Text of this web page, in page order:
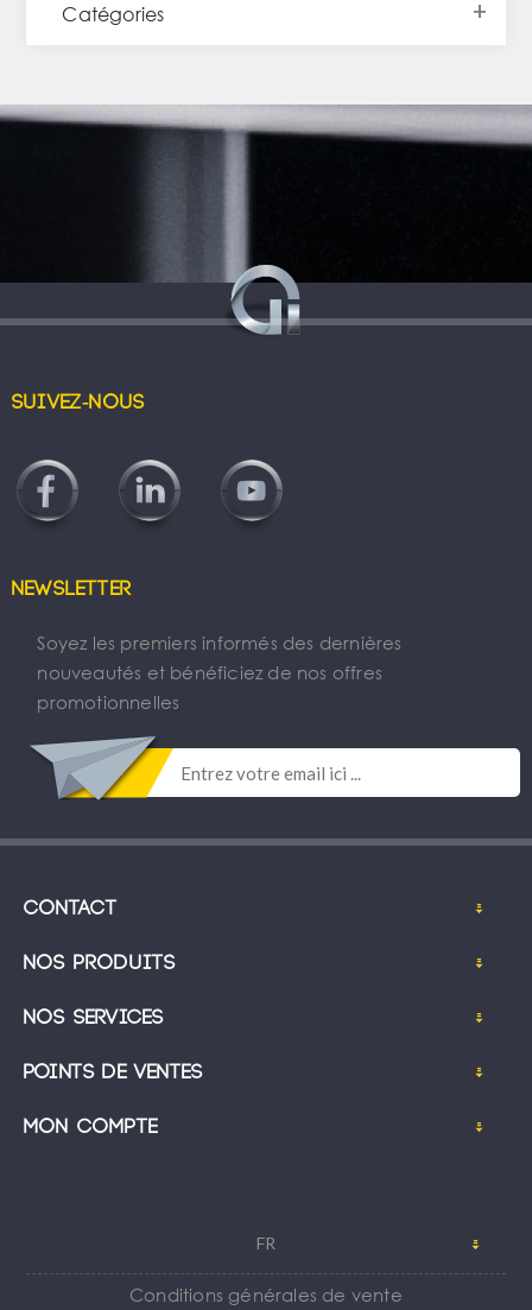
Catégories
Suivez-nous
Newsletter
Soyez les premiers informés des dernières
nouveautés et bénéficiez de nos offres
promotionnelles
Contact
Nos produits
Nos services
Points de ventes
Mon compte
FR
Conditions générales de vente